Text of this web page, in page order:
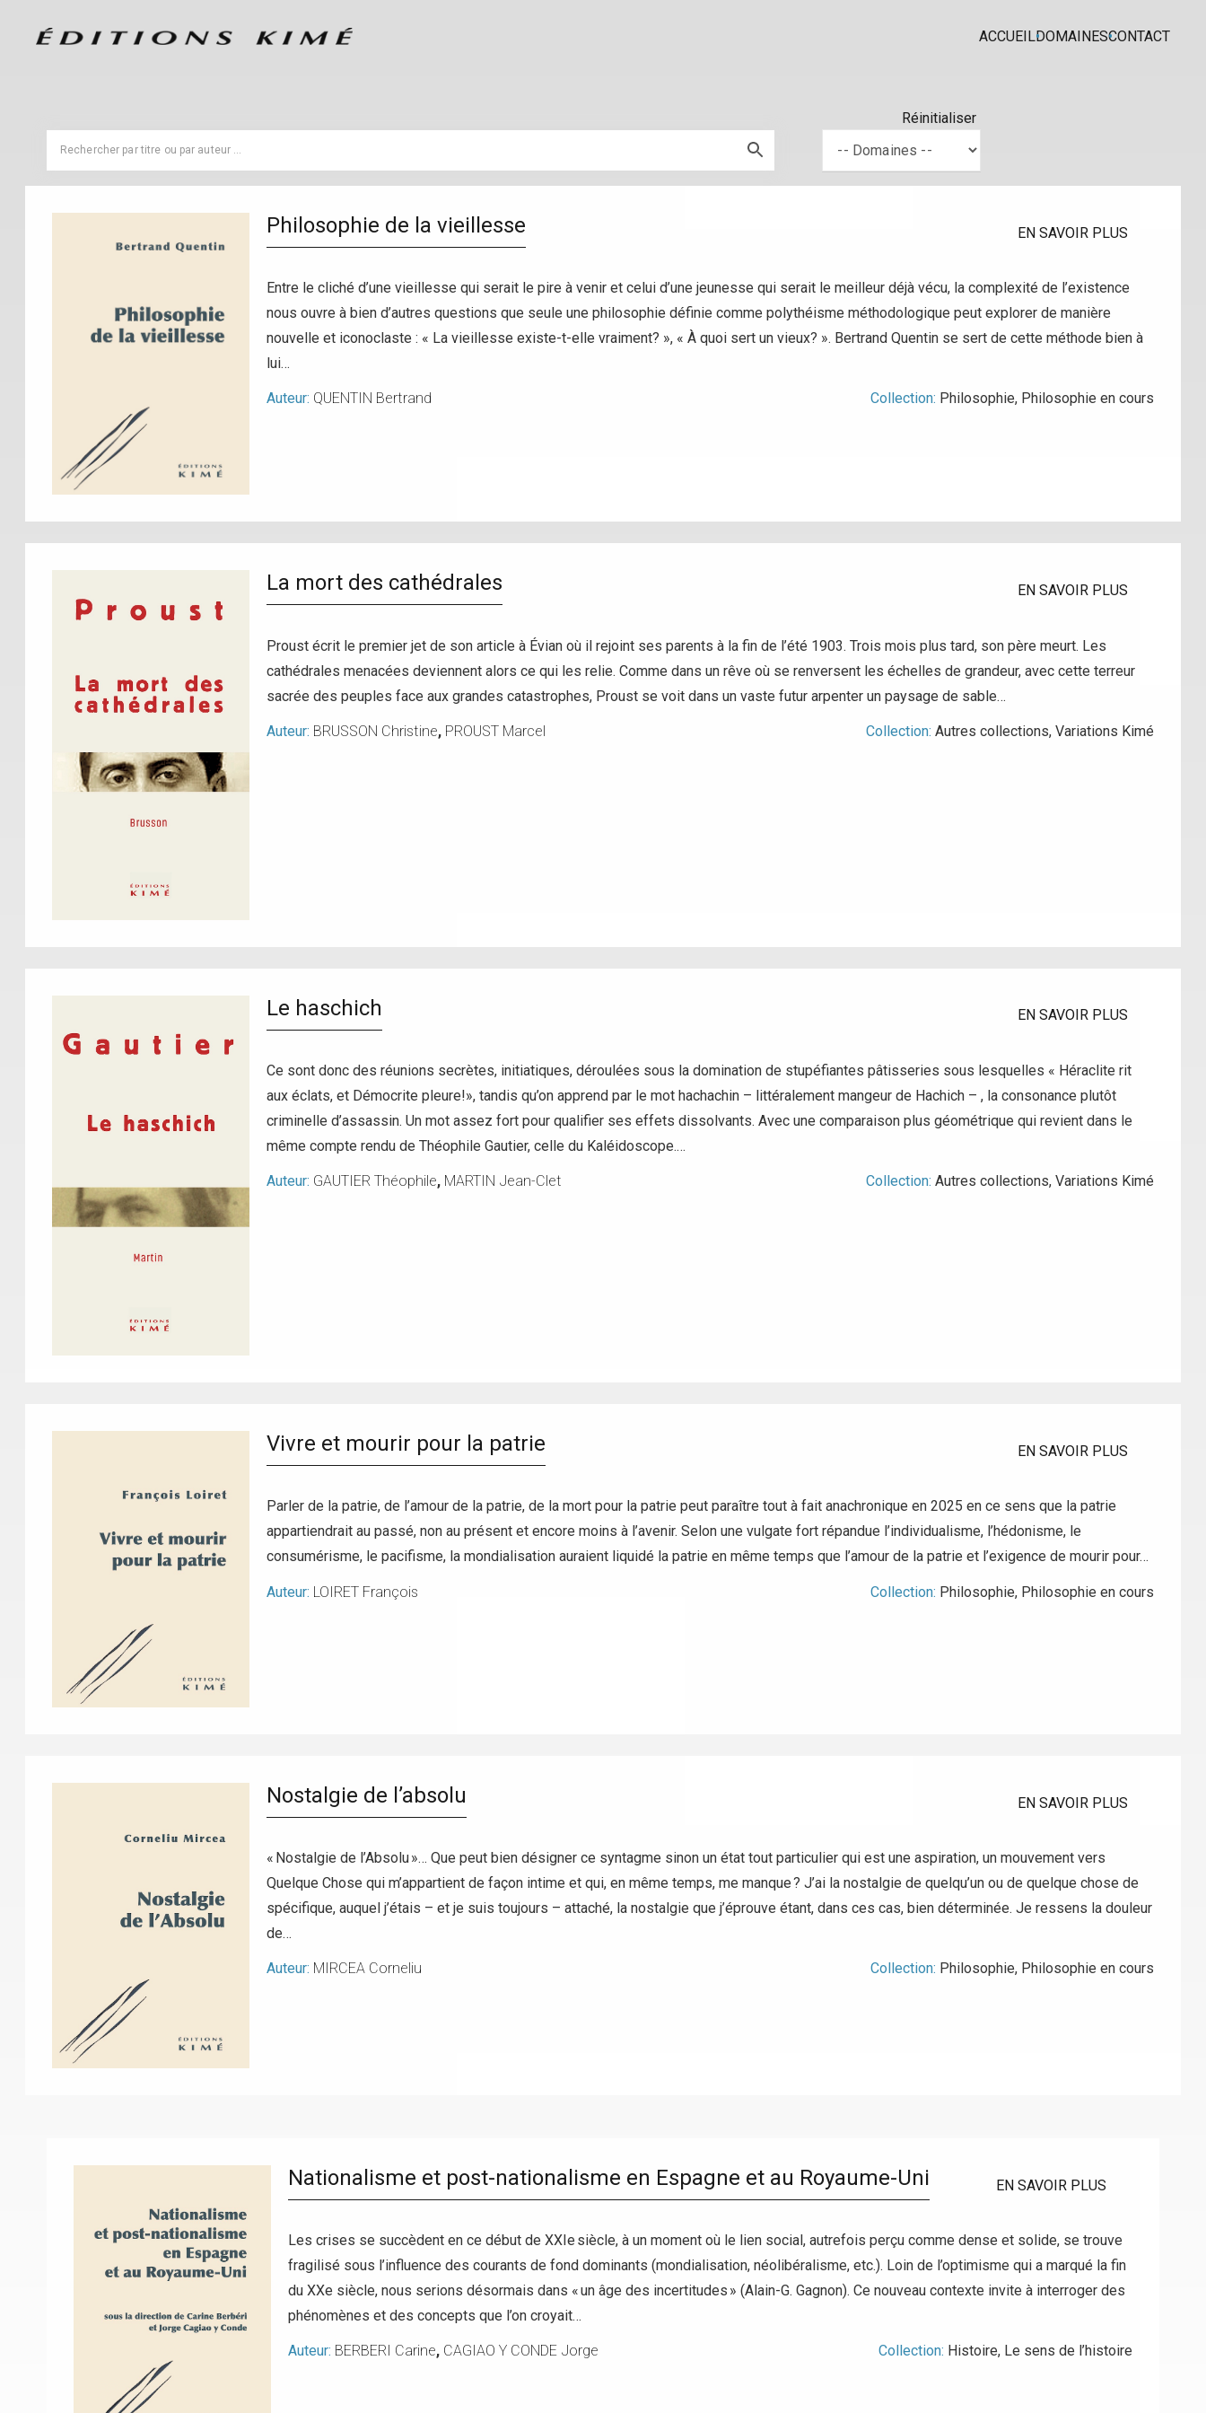
ACCUEILDOMAINESCONTACT
Réinitialiser
Philosophie de la vieillesse EN SAVOIR PLUS
Entre le cliché d’une vieillesse qui serait le pire à venir et celui d’une jeunesse qui serait le meilleur déjà vécu, la complexité de l’existence
nous ouvre à bien d’autres questions que seule une philosophie définie comme polythéisme méthodologique peut explorer de manière
nouvelle et iconoclaste : « La vieillesse existe-t-elle vraiment? », « À quoi sert un vieux? ». Bertrand Quentin se sert de cette méthode bien à
lui…
Auteur: QUENTIN Bertrand Collection: Philosophie, Philosophie en cours
La mort des cathédrales EN SAVOIR PLUS
Proust écrit le premier jet de son article à Évian où il rejoint ses parents à la fin de l’été 1903. Trois mois plus tard, son père meurt. Les
cathédrales menacées deviennent alors ce qui les relie. Comme dans un rêve où se renversent les échelles de grandeur, avec cette terreur
sacrée des peuples face aux grandes catastrophes, Proust se voit dans un vaste futur arpenter un paysage de sable…
Auteur: BRUSSON Christine, PROUST Marcel Collection: Autres collections, Variations Kimé
Le haschich EN SAVOIR PLUS
Ce sont donc des réunions secrètes, initiatiques, déroulées sous la domination de stupéfiantes pâtisseries sous lesquelles « Héraclite rit
aux éclats, et Démocrite pleure!», tandis qu’on apprend par le mot hachachin – littéralement mangeur de Hachich – , la consonance plutôt
criminelle d’assassin. Un mot assez fort pour qualifier ses effets dissolvants. Avec une comparaison plus géométrique qui revient dans le
même compte rendu de Théophile Gautier, celle du Kaléidoscope.…
Auteur: GAUTIER Théophile, MARTIN Jean-Clet Collection: Autres collections, Variations Kimé
Vivre et mourir pour la patrie EN SAVOIR PLUS
Parler de la patrie, de l’amour de la patrie, de la mort pour la patrie peut paraître tout à fait anachronique en 2025 en ce sens que la patrie
appartiendrait au passé, non au présent et encore moins à l’avenir. Selon une vulgate fort répandue l’individualisme, l’hédonisme, le
consumérisme, le pacifisme, la mondialisation auraient liquidé la patrie en même temps que l’amour de la patrie et l’exigence de mourir pour…
Auteur: LOIRET François Collection: Philosophie, Philosophie en cours
Nostalgie de l’absolu EN SAVOIR PLUS
« Nostalgie de l’Absolu »… Que peut bien désigner ce syntagme sinon un état tout particulier qui est une aspiration, un mouvement vers
Quelque Chose qui m’appartient de façon intime et qui, en même temps, me manque ? J’ai la nostalgie de quelqu’un ou de quelque chose de
spécifique, auquel j’étais – et je suis toujours – attaché, la nostalgie que j’éprouve étant, dans ces cas, bien déterminée. Je ressens la douleur
de…
Auteur: MIRCEA Corneliu Collection: Philosophie, Philosophie en cours
Nationalisme et post-nationalisme en Espagne et au Royaume-Uni EN SAVOIR PLUS
Les crises se succèdent en ce début de XXIe siècle, à un moment où le lien social, autrefois perçu comme dense et solide, se trouve
fragilisé sous l’influence des courants de fond dominants (mondialisation, néolibéralisme, etc.). Loin de l’optimisme qui a marqué la fin
du XXe siècle, nous serions désormais dans « un âge des incertitudes » (Alain-G. Gagnon). Ce nouveau contexte invite à interroger des
phénomènes et des concepts que l’on croyait…
Auteur: BERBERI Carine, CAGIAO Y CONDE Jorge Collection: Histoire, Le sens de l’histoire